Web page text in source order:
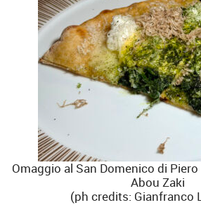
Omaggio al San Domenico di Piero
Abou Zaki
(ph credits: Gianfranco